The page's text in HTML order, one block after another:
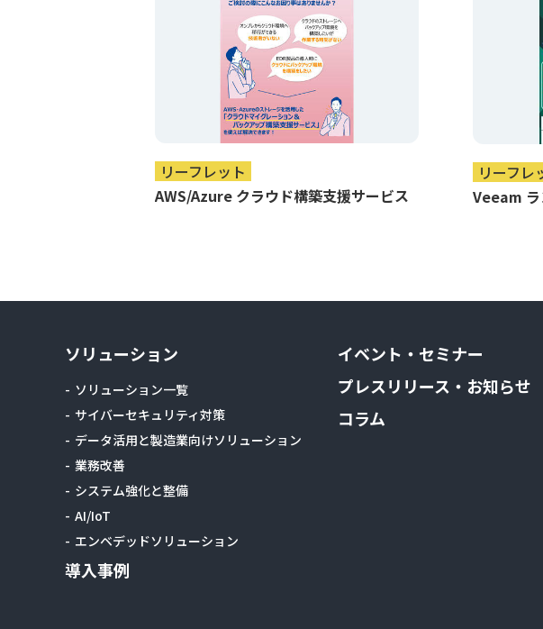
リーフレット
AWS/Azure クラウド構築支援サービス
リーフレ
Veeam
ソリューション
ソリューション一覧
サイバーセキュリティ対策
データ活用と製造業向けソリューション
業務改善
システム強化と整備
AI/IoT
エンベデッドソリューション
導入事例
イベント・セミナー
プレスリリース・お知らせ
コラム